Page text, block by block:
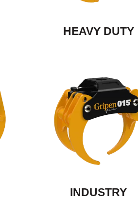
HEAVY DUTY
INDUSTRY